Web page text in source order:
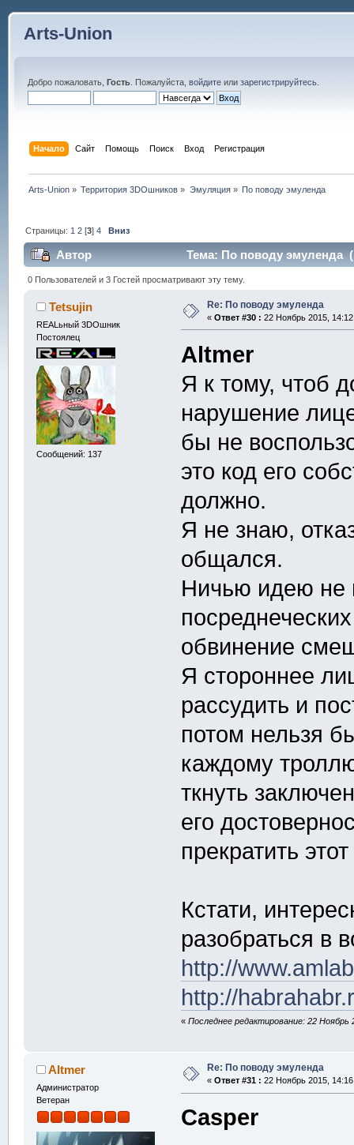
Arts-Union
Добро пожаловать, Гость. Пожалуйста, войдитеили зарегистрируйтесь.
Начало Сайт Помощь Поиск Вход Регистрация
Arts-Union » Территория 3DOшников » Эмуляция» По поводу эмуленда
Страницы: 1 2 [3]4 Вниз
Автор Тема: По поводу эмуленда
0 Пользователей и 3 Гостей просматривают эту тему.
Tetsujin
REALьный 3DOшник
Постоялец
Сообщений: 137
Re: По поводу эмуленда
« Ответ #30 : 22 Ноябрь 2015,
Altmer
Я к тому, чтоб
нарушение
бы не
это код его
должно.
Я не знаю,
общался.
Ничью идею не
обвинение
Я стороннее
рассудить и
потом нельзя
каждому
ткнуть
его
прекратить
Кстати,
разобраться в
http://
http://
«Последнее редактирование: 22 Ноябрь
Altmer
Администратор
Ветеран
Re: По поводу эмуленда
« Ответ #31 : 22 Ноябрь 2015,
Casper